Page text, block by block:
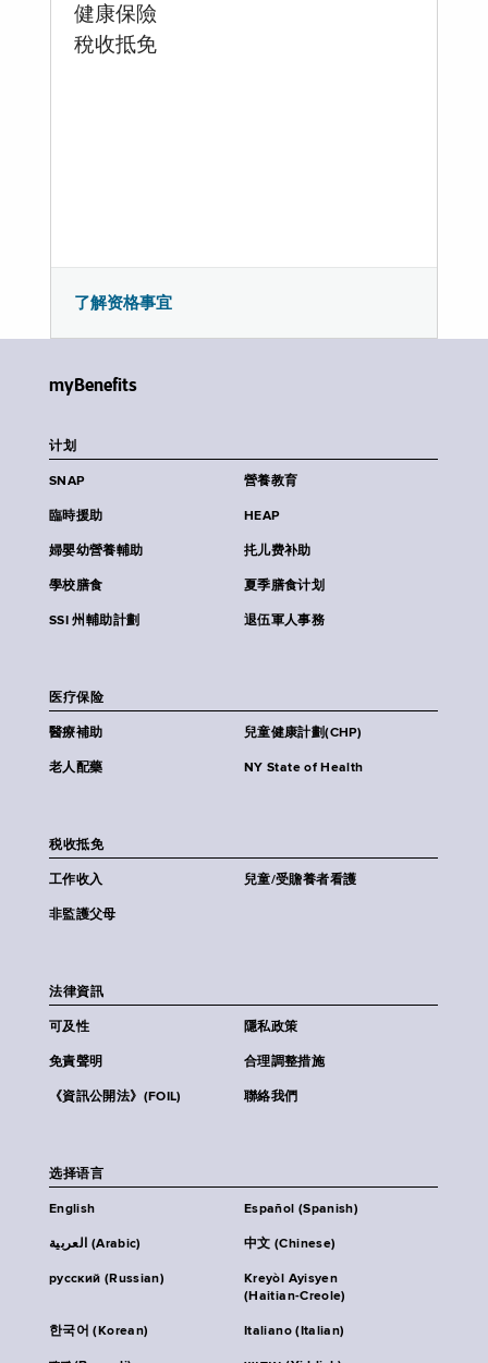
健康保險
稅收抵免
了解资格事宜
myBenefits
计划
SNAP 營養教育
臨時援助 HEAP
婦嬰幼營養輔助 扥儿费补助
學校膳食 夏季膳食计划
SSI 州輔助計劃 退伍軍人事務
医疗保险
醫療補助 兒童健康計劃(CHP)
老人配藥 NY State of Health
税收抵免
工作收入 兒童/受贍養者看護
非監護父母
法律資訊
可及性 隱私政策
免責聲明 合理調整措施
《資訊公開法》(FOIL) 聯絡我們
选择语言
English Español (Spanish)
العربية (Arabic) 中文 (Chinese)
русский (Russian)
Kreyòl Ayisyen
(Haitian-Creole)
한국어 (Korean) Italiano (Italian)